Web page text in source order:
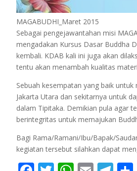
MAGABUDHI_Maret 2015
Sebagai pengejawantahan misi
mengadakan Kursus Dasar Buddha
kembali. KDAB kali ini juga akan
tentu akan menambah kualitas
Sebuah kesempatan yang baik
Jakarta Utara dan sekitarnya untuk
dalam Tipitaka. Demikian pula agar
berintegritas untuk memajukan
Bagi Rama/Ramani/Ibu/Bapak/
kegiatan tersebut silahkan dapat